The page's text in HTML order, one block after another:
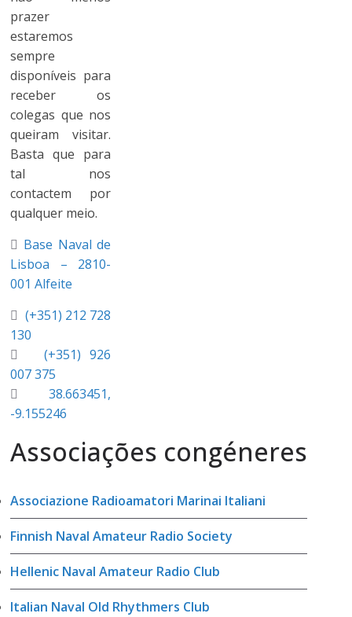
prazer
estaremos
sempre
disponíveis para
receber os
colegas que nos
queiram visitar.
Basta que para
tal nos
contactem por
qualquer meio.
Base Naval de
Lisboa – 2810-
001 Alfeite
(+351) 212 728
130
(+351) 926
007 375
38.663451,
-9.155246
Associações congéneres
Associazione Radioamatori Marinai Italiani
Finnish Naval Amateur Radio Society
Hellenic Naval Amateur Radio Club
Italian Naval Old Rhythmers Club